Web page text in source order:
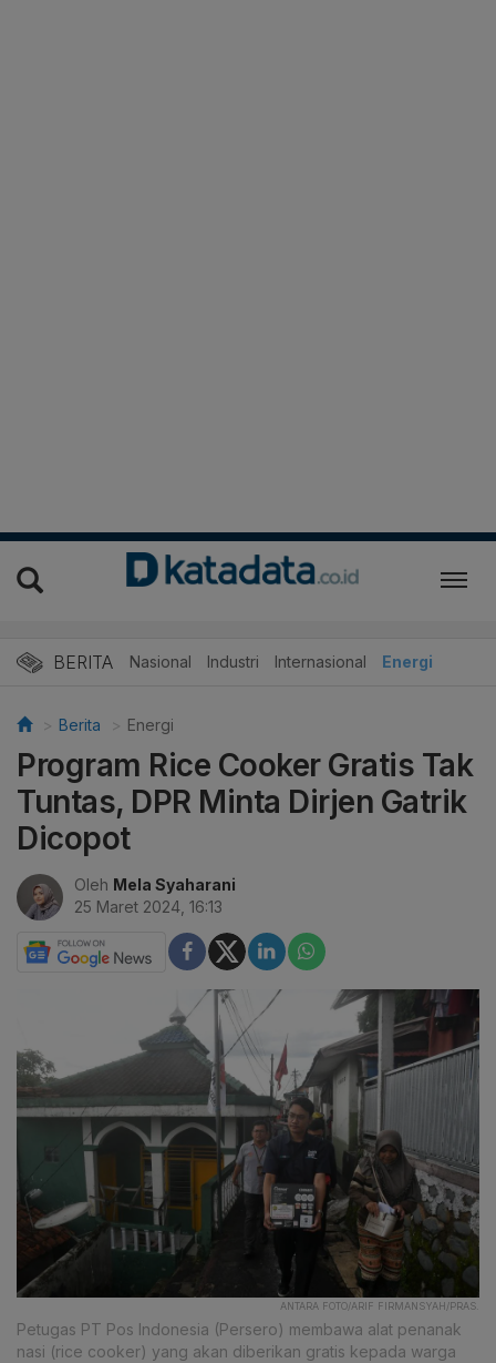
BERITA Nasional Industri Internasional Energi
Berita Energi
Program Rice Cooker Gratis Tak
Tuntas, DPR Minta Dirjen Gatrik
Dicopot
Oleh Mela Syaharani
25 Maret 2024, 16:13
ANTARA FOTO/ARIF FIRMANSYAH/PRAS.
Petugas PT Pos Indonesia (Persero) membawa alat penanak
nasi (rice cooker) yang akan diberikan gratis kepada warga